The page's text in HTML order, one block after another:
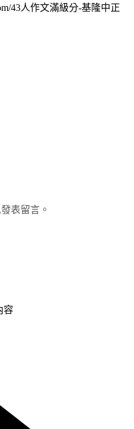
43人作文滿級分-基隆中正
表留言。
容